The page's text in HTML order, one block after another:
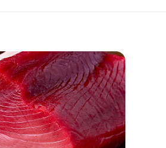
メニューのご提供を担当していただきます
識や技術、資格などがなくてもかまいませ
ひ私たちと一緒に働きませんか。未経験の
シフト制でフレキシブルに働けますので、
メニューのご提供を担当していただきます
識や技術、資格などがなくてもかまいませ
ひ私たちと一緒に働きませんか。未経験の
シフト制でフレキシブルに働けますので、
メニューのご提供を担当していただきます
識や技術、資格などがなくてもかまいませ
ひ私たちと一緒に働きませんか。未経験の
シフト制でフレキシブルに働けますので、